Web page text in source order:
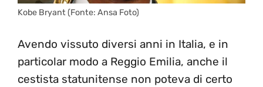
Kobe Bryant (Fonte: Ansa Foto)
Avendo vissuto diversi anni in Italia, e in
particolar modo a Reggio Emilia, anche il
cestista statunitense non poteva di certo